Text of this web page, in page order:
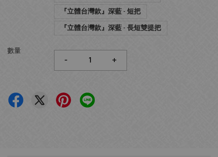
『立體台灣款』深藍 - 短把
『立體台灣款』深藍 - 長短雙提把
數量
- +